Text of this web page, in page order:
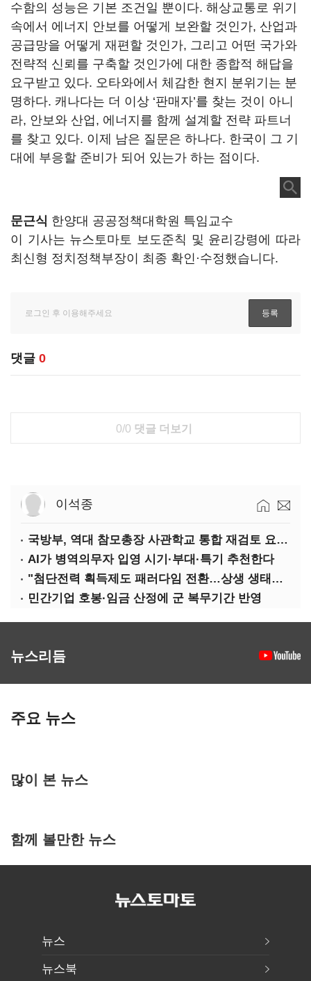
수함의 성능은 기본 조건일 뿐이다. 해상교통로 위기
속에서 에너지 안보를 어떻게 보완할 것인가, 산업과
공급망을 어떻게 재편할 것인가, 그리고 어떤 국가와
전략적 신뢰를 구축할 것인가에 대한 종합적 해답을
요구받고 있다. 오타와에서 체감한 현지 분위기는 분
명하다. 캐나다는 더 이상 ‘판매자’를 찾는 것이 아니
라, 안보와 산업, 에너지를 함께 설계할 전략 파트너
를 찾고 있다. 이제 남은 질문은 하나다. 한국이 그 기
대에 부응할 준비가 되어 있는가 하는 점이다.
문근식 한양대 공공정책대학원 특임교수
이 기사는 뉴스토마토 보도준칙 및 윤리강령에 따라
최신형 정치정책부장이 최종 확인·수정했습니다.
댓글 0
0/0 댓글 더보기
이석종
국방부, 역대 참모총장 사관학교 통합 재검토 요구에 "다양한 의견 수렴해 합리적 시스템 만들 것"
AI가 병역의무자 입영 시기·부대·특기 추천한다
"첨단전력 획득제도 패러다임 전환…상생 생태계 조성해 대체불가 K-방산 도약"
민간기업 호봉·임금 산정에 군 복무기간 반영
뉴스리듬
주요 뉴스
많이 본 뉴스
함께 볼만한 뉴스
뉴스
뉴스북